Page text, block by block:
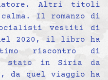
Altri titoli
Il romanzo di
vestiti di
2020, il libro ha
riscontro di
stato in Siria da
da quel viaggio ha